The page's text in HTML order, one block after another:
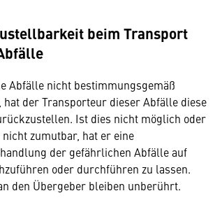
beim Transport
Abfälle nicht bestimmungsgemäß
der Transporteur dieser Abfälle diese
Ist dies nicht möglich oder
zumutbar, hat er eine
der gefährlichen Abfälle auf
oder durchführen zu lassen.
den Übergeber bleiben unberührt.